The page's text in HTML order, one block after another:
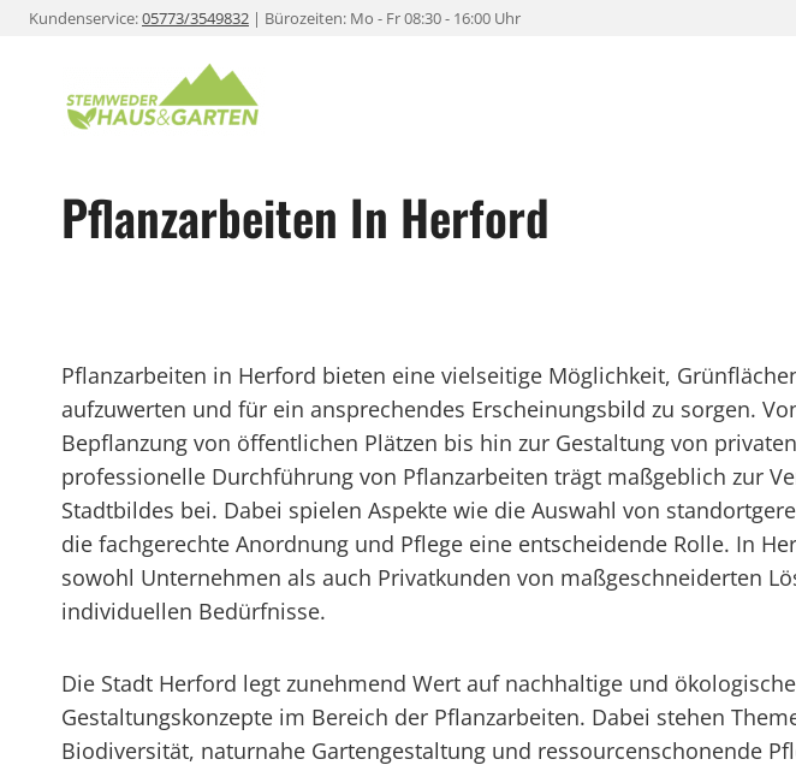
ZumKundenservice:05773/3549832 | Bürozeiten: Mo - Fr 08:30 - 16:00 Uhr
Pflanzarbeiten In Herford
Pflanzarbeiten in Herford bieten eine vielseitige Möglichkeit,
aufzuwerten und für ein ansprechendes Erscheinungsbild zu sorgen.
Bepflanzung von öffentlichen Plätzen bis hin zur Gestaltung von
professionelle Durchführung von Pflanzarbeiten trägt maßgeblich zur
Stadtbildes bei. Dabei spielen Aspekte wie die Auswahl von
die fachgerechte Anordnung und Pflege eine entscheidende Rolle. In
sowohl Unternehmen als auch Privatkunden von maßgeschneiderten
individuellen Bedürfnisse.
Die Stadt Herford legt zunehmend Wert auf nachhaltige und ökologische
Gestaltungskonzepte im Bereich der Pflanzarbeiten. Dabei stehen
Biodiversität, naturnahe Gartengestaltung und ressourcenschonende